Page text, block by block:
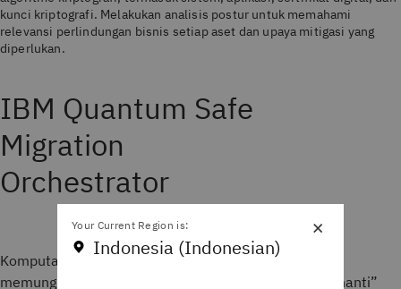
kunci kriptografi. Melakukan analisis postur untuk memahami
relevansi perlindungan bisnis setiap aset dan upaya mitigasi yang
diperlukan.
IBM Quantum Safe
Migration
Orchestrator
Komputasi Quantum mengancam kriptografi saat ini,
memungkinkan serangan “panen sekarang, dekripsi nanti”
×
Your Current Region is:
Indonesia (Indonesian)